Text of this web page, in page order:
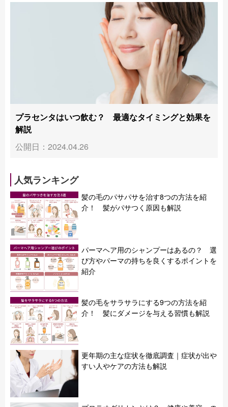
プラセンタはいつ飲む？ 最適なタイミングと効果を
解説
公開日：2024.04.26
人気ランキング
髪の毛のパサパサを治す8つの方法を紹
介！ 髪がパサつく原因も解説
パーマヘア用のシャンプーはあるの？ 選
び方やパーマの持ちを良くするポイントを
紹介
髪の毛をサラサラにする9つの方法を紹
介！ 髪にダメージを与える習慣も解説
更年期の主な症状を徹底調査｜症状が出や
すい人やケアの方法も解説